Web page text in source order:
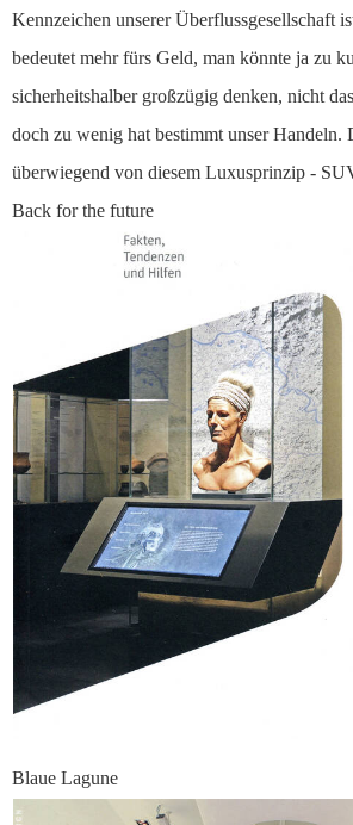
Kennzeichen unserer Überflussgesellschaft
bedeutet mehr fürs Geld, man könnte ja zu
sicherheitshalber großzügig denken, nicht
doch zu wenig hat bestimmt unser Handeln.
überwiegend von diesem Luxusprinzip -
Back for the future
Blaue Lagune